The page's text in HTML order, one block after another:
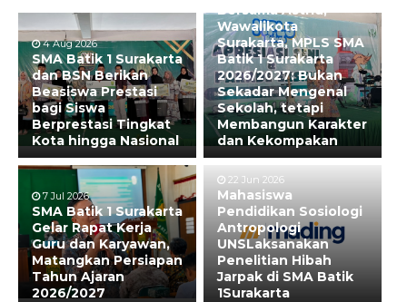
4 Aug 2026
SMA Batik 1 Surakarta
dan BSN Berikan
Beasiswa Prestasi
bagi Siswa
Berprestasi Tingkat
Kota hingga Nasional
Bersama Astrid,
Wawalikota
Surakarta, MPLS SMA
Batik 1 Surakarta
2026/2027: Bukan
Sekadar Mengenal
Sekolah, tetapi
Membangun Karakter
dan Kekompakan
7 Jul 2026
SMA Batik 1 Surakarta
Gelar Rapat Kerja
Guru dan Karyawan,
Matangkan Persiapan
Tahun Ajaran
2026/2027
22 Jun 2026
Mahasiswa
Pendidikan Sosiologi
Antropologi
UNSLaksanakan
Penelitian Hibah
Jarpak di SMA Batik
1Surakarta